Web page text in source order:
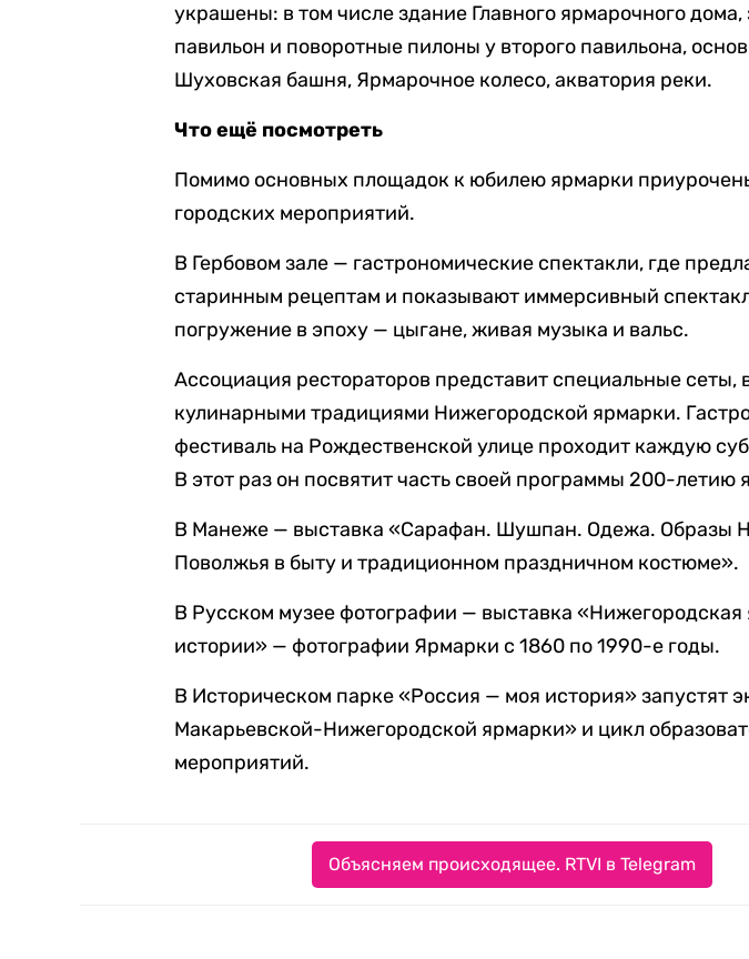
украшены: в том числе здание Главного ярмарочного
павильон и поворотные пилоны у второго павильона,
Шуховская башня, Ярмарочное колесо, акватория реки.
Что ещё посмотреть
Помимо основных площадок к юбилею ярмарки
городских мероприятий.
В Гербовом зале — гастрономические спектакли, где
старинным рецептам и показывают иммерсивный
погружение в эпоху — цыгане, живая музыка и вальс.
Ассоциация рестораторов представит специальные сеты,
кулинарными традициями Нижегородской ярмарки.
фестиваль на Рождественской улице проходит каждую
В этот раз он посвятит часть своей программы 200-летию
В Манеже — выставка «Сарафан. Шушпан. Одежа. Образы
Поволжья в быту и традиционном праздничном костюме».
В Русском музее фотографии — выставка
истории» — фотографии Ярмарки с 1860 по 1990-е годы.
В Историческом парке «Россия — моя история» запустят
Макарьевской-Нижегородской ярмарки» и цикл
мероприятий.
Объясняем происходящее. RTVI в Telegram